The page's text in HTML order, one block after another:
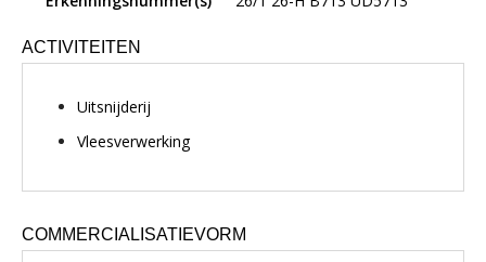
ACTIVITEITEN
Uitsnijderij
Vleesverwerking
COMMERCIALISATIEVORM